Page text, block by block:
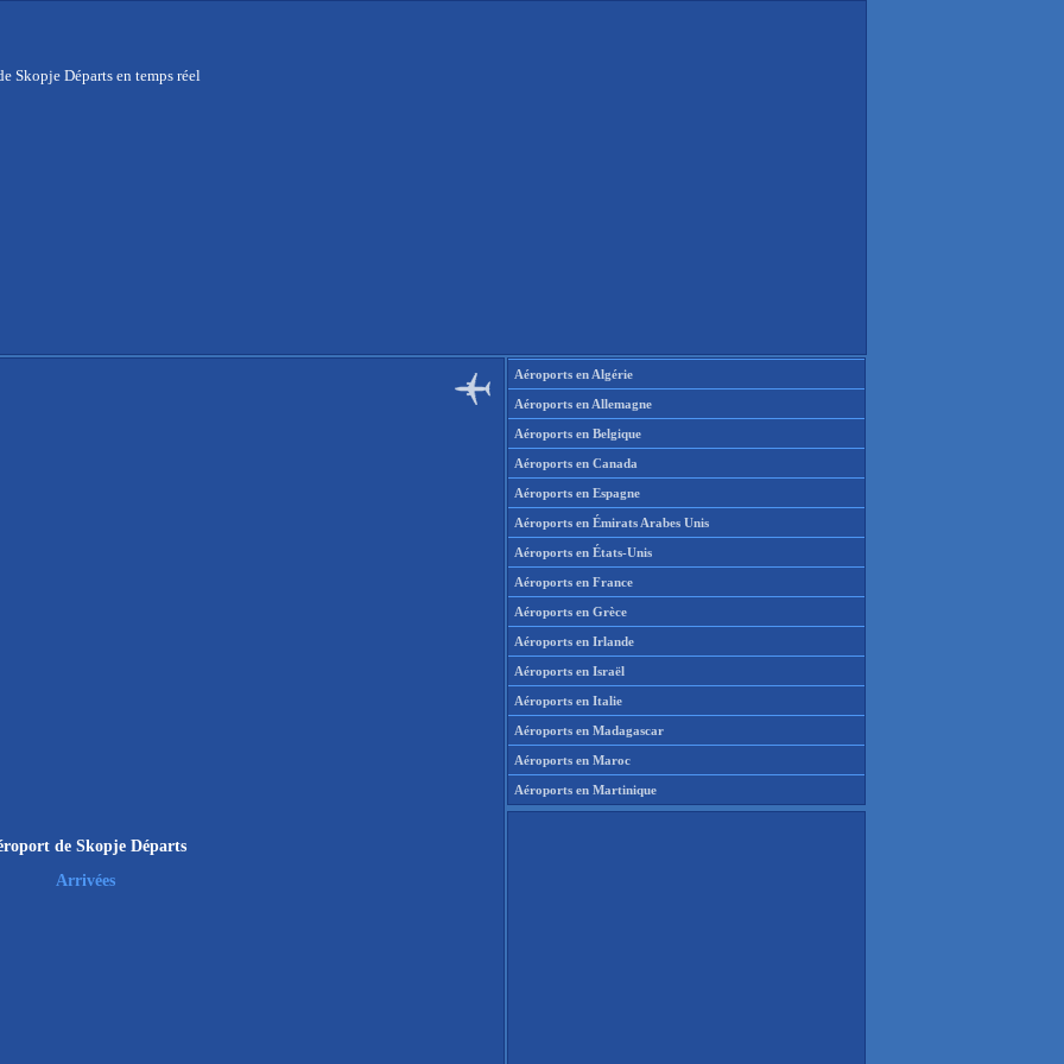
Skopje Départs en temps réel
de Skopje Départs
Arrivées
Aéroports en Algérie
Aéroports en Allemagne
Aéroports en Belgique
Aéroports en Canada
Aéroports en Espagne
Aéroports en Émirats Arabes Unis
Aéroports en États-Unis
Aéroports en France
Aéroports en Grèce
Aéroports en Irlande
Aéroports en Israël
Aéroports en Italie
Aéroports en Madagascar
Aéroports en Maroc
Aéroports en Martinique